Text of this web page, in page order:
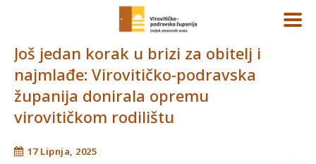
Još jedan korak u brizi za obitelj i
najmlađe: Virovitičko-podravska
županija donirala opremu
virovitičkom rodilištu
17 Lipnja, 2025